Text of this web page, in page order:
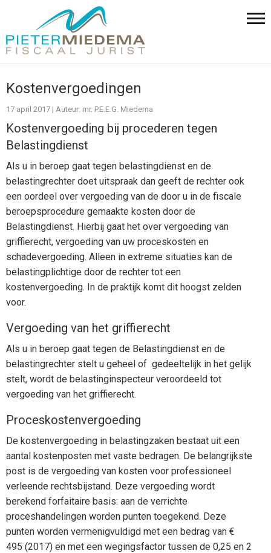
Kostenvergoedingen
17 april 2017 | Auteur: mr. P.E.E.G. Miedema
Kostenvergoeding bij procederen tegen
Belastingdienst
Als u in beroep gaat tegen belastingdienst en de
belastingrechter doet uitspraak dan geeft de rechter ook
een oordeel over vergoeding van de door u in de fiscale
beroepsprocedure gemaakte kosten door de
Belastingdienst. Hierbij gaat het over vergoeding van
griffierecht, vergoeding van uw proceskosten en
schadevergoeding. Alleen in extreme situaties kan de
belastingplichtige door de rechter tot een
kostenvergoeding. In de praktijk komt dit hoogst zelden
voor.
Vergoeding van het griffierecht
Als u in beroep gaat tegen de Belastingdienst en de
belastingrechter stelt u geheel of gedeeltelijk in het gelijk
stelt, wordt de belastinginspecteur veroordeeld tot
vergoeding van het griffierecht.
Proceskostenvergoeding
De kostenvergoeding in belastingzaken bestaat uit een
aantal kostenposten met vaste bedragen. De belangrijkste
post is de vergoeding van kosten voor professioneel
verleende rechtsbijstand. Deze vergoeding wordt
berekend forfaitaire basis: aan de verrichte
proceshandelingen worden punten toegekend. Deze
punten worden vermenigvuldigd met een bedrag van €
495 (2017) en met een wegingsfactor tussen de 0,25 en 2